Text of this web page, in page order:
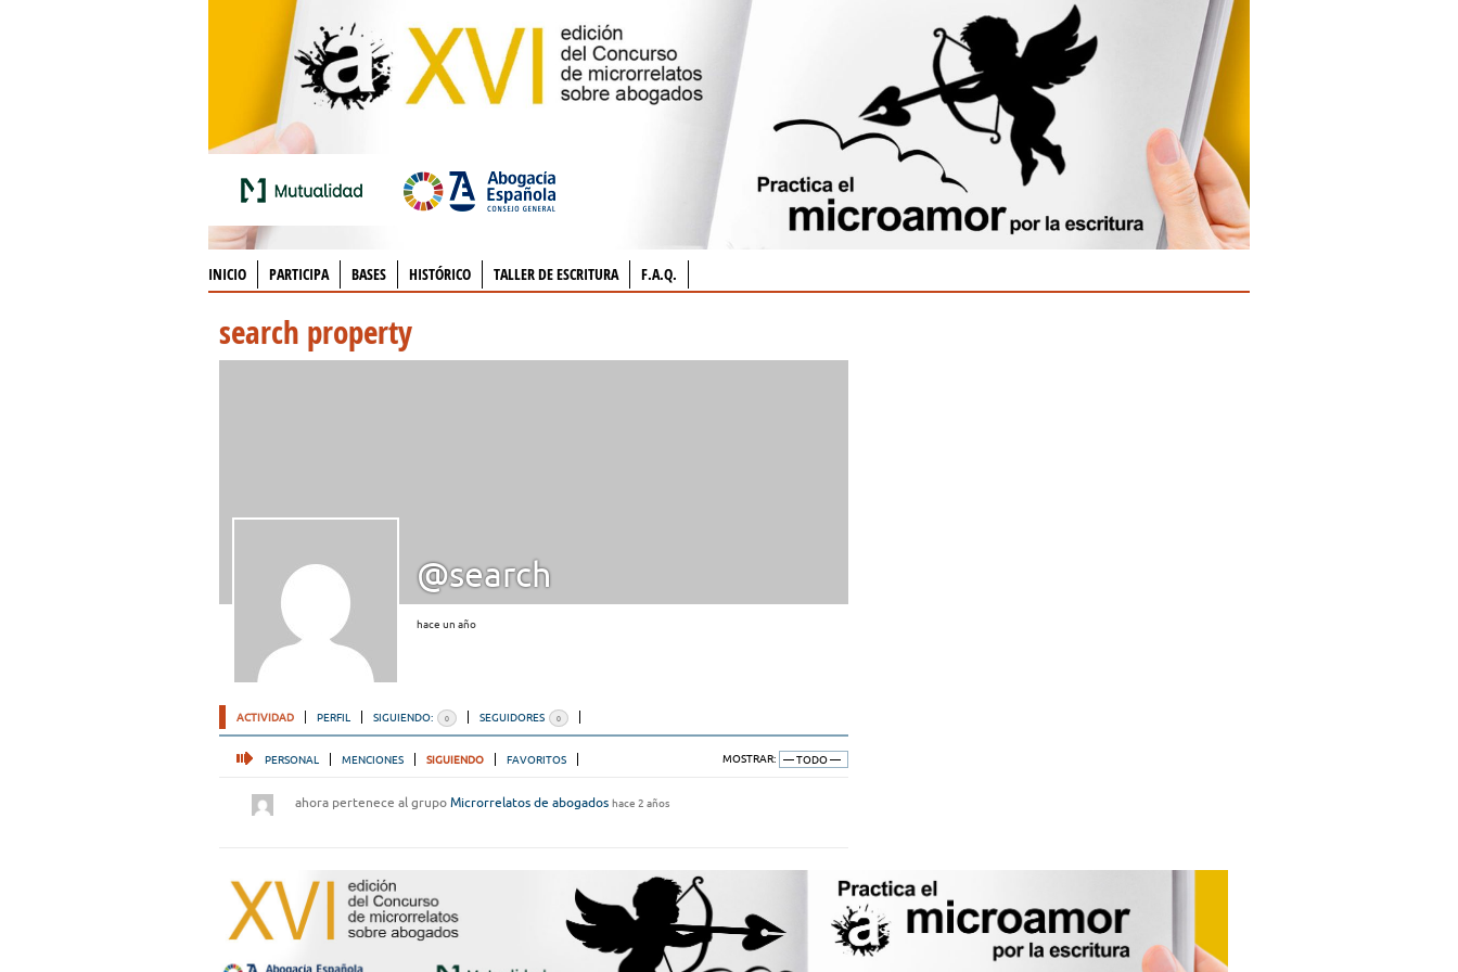
INICIO PARTICIPA BASES HISTÓRICO TALLER DE ESCRITURA F.A.Q.
search property
@search
hace un año
ACTIVIDAD PERFIL SIGUIENDO: 0 SEGUIDORES 0
PERSONAL MENCIONES SIGUIENDO FAVORITOS MOSTRAR:
ahora pertenece al grupo Microrrelatos de abogados hace 2 años